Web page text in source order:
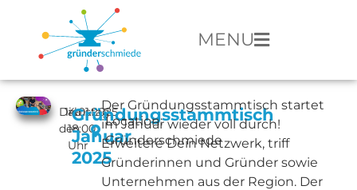
MENU
Dienstag,
den
14.01.2025
ab
18:00
Uhr
Gründungsstammtisch
Januar
2025
Location:
Gründerschmiede
Der Gründungsstammtisch startet
im Januar wieder voll durch!
Erweitere Dein Netzwerk, triff
Gründerinnen und Gründer sowie
Unternehmen aus der Region. Der